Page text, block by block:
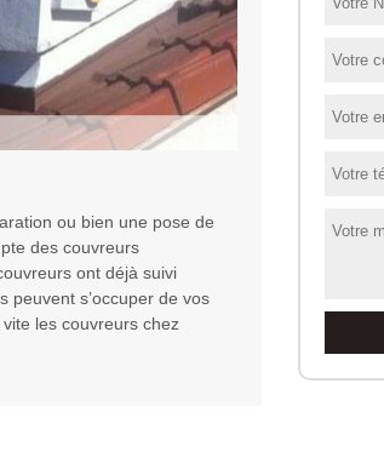
ou bien une pose de
des couvreurs
ont déjà suivi
peuvent s’occuper de vos
les couvreurs chez